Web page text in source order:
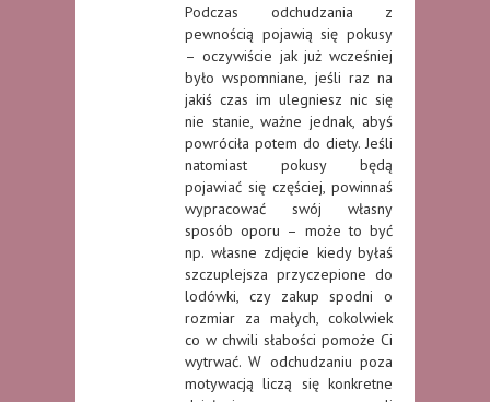
Podczas odchudzania z
pewnością pojawią się pokusy
– oczywiście jak już wcześniej
było wspomniane, jeśli raz na
jakiś czas im ulegniesz nic się
nie stanie, ważne jednak, abyś
powróciła potem do diety. Jeśli
natomiast pokusy będą
pojawiać się częściej, powinnaś
wypracować swój własny
sposób oporu – może to być
np. własne zdjęcie kiedy byłaś
szczuplejsza przyczepione do
lodówki, czy zakup spodni o
rozmiar za małych, cokolwiek
co w chwili słabości pomoże Ci
wytrwać. W odchudzaniu poza
motywacją liczą się konkretne